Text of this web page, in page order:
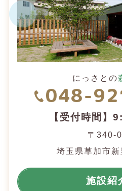
にっさとの
048-
【受付時間】
〒340-
埼玉県草加市
施設紹